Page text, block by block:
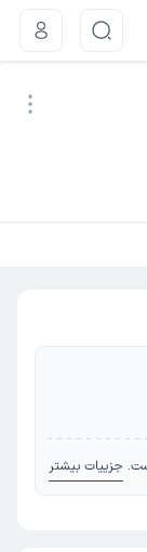
جزییات بیشتر